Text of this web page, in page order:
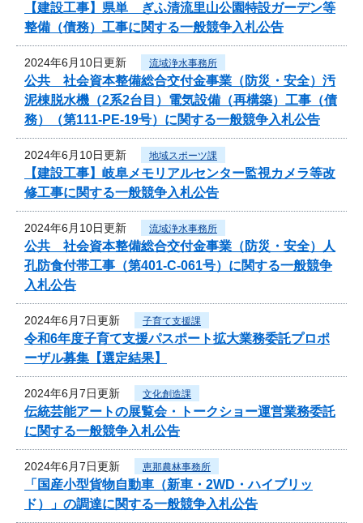
【建設工事】県単 ぎふ清流里山公園特設ガーデン等
整備（債務）工事に関する一般競争入札公告
2024年6月10日更新 流域浄水事務所
公共 社会資本整備総合交付金事業（防災・安全）汚
泥棟脱水機（2系2台目）電気設備（再構築）工事（債
務）（第111-PE-19号）に関する一般競争入札公告
2024年6月10日更新 地域スポーツ課
【建設工事】岐阜メモリアルセンター監視カメラ等改
修工事に関する一般競争入札公告
2024年6月10日更新 流域浄水事務所
公共 社会資本整備総合交付金事業（防災・安全）人
孔防食付帯工事（第401-C-061号）に関する一般競争
入札公告
2024年6月7日更新 子育て支援課
令和6年度子育て支援パスポート拡大業務委託プロポ
ーザル募集【選定結果】
2024年6月7日更新 文化創造課
伝統芸能アートの展覧会・トークショー運営業務委託
に関する一般競争入札公告
2024年6月7日更新 恵那農林事務所
「国産小型貨物自動車（新車・2WD・ハイブリッ
ド）」の調達に関する一般競争入札公告